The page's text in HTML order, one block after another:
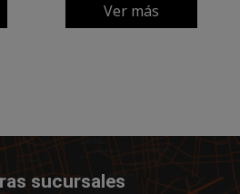
Ver más
sucursales